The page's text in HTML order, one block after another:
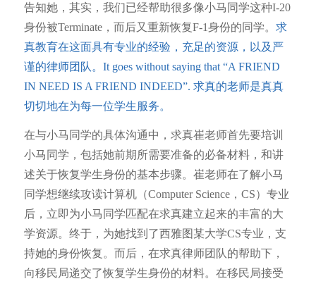
告知她，其实，我们已经帮助很多像小马同学这种I-20
身份被Terminate，而后又重新恢复F-1身份的同学。 求
真教育在这面具有专业的经验，充足的资源，以及严
谨的律师团队。It goes without saying that “A FRIEND
IN NEED IS A FRIEND INDEED”. 求真的老师是真真
切切地在为每一位学生服务。
在与小马同学的具体沟通中，求真崔老师首先要培训
小马同学，包括她前期所需要准备的必备材料，和讲
述关于恢复学生身份的基本步骤。崔老师在了解小马
同学想继续攻读计算机（Computer Science，CS）专业
后，立即为小马同学匹配在求真建立起来的丰富的大
学资源。终于，为她找到了西雅图某大学CS专业，支
持她的身份恢复。而后，在求真律师团队的帮助下，
向移民局递交了恢复学生身份的材料。在移民局接受